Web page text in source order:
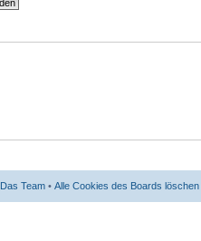
Das Team • Alle Cookies des Boards löschen